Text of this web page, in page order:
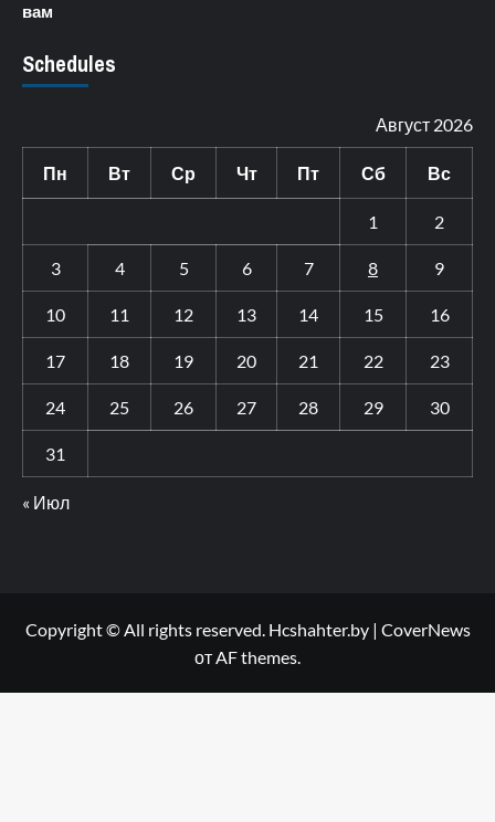
вам
Schedules
Август 2026
Пн Вт Ср Чт Пт Сб Вс
1 2
3 4 5 6 7 8 9
10 11 12 13 14 15 16
17 18 19 20 21 22 23
24 25 26 27 28 29 30
31
« Июл
Copyright © All rights reserved. Hcshahter.by | CoverNews
от AF themes.